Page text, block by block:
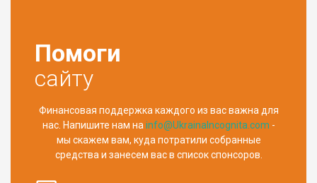
Помоги
сайту
Финансовая поддержка каждого из вас важна для
нас. Напишите нам наinfo@UkrainaIncognita.com -
мы скажем вам, куда потратили собранные
средства и занесем вас в список спонсоров.